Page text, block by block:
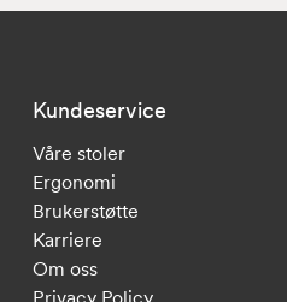
Kundeservice
Våre stoler
Ergonomi
Brukerstøtte
Karriere
Om oss